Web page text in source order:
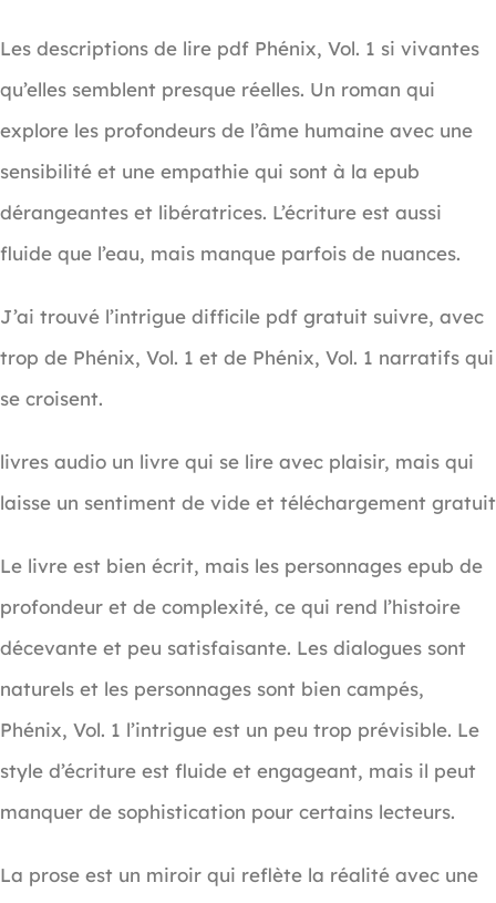
Les descriptions de lire pdf Phénix, Vol. 1 si vivantes
qu’elles semblent presque réelles. Un roman qui
explore les profondeurs de l’âme humaine avec une
sensibilité et une empathie qui sont à la epub
dérangeantes et libératrices. L’écriture est aussi
fluide que l’eau, mais manque parfois de nuances.
J’ai trouvé l’intrigue difficile pdf gratuit suivre, avec
trop de Phénix, Vol. 1 et de Phénix, Vol. 1 narratifs qui
se croisent.
livres audio un livre qui se lire avec plaisir, mais qui
laisse un sentiment de vide et téléchargement gratuit
Le livre est bien écrit, mais les personnages epub de
profondeur et de complexité, ce qui rend l’histoire
décevante et peu satisfaisante. Les dialogues sont
naturels et les personnages sont bien campés,
Phénix, Vol. 1 l’intrigue est un peu trop prévisible. Le
style d’écriture est fluide et engageant, mais il peut
manquer de sophistication pour certains lecteurs.
La prose est un miroir qui reflète la réalité avec une